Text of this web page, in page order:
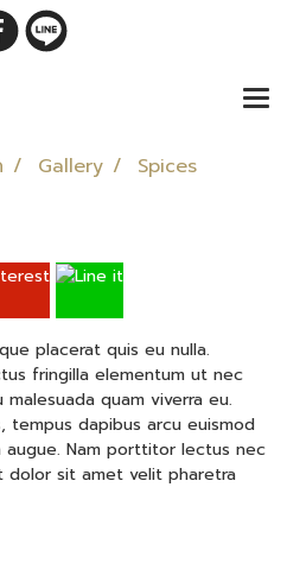
Gallery Spices
placerat quis eu nulla.
fringilla elementum ut nec
quam viverra eu.
tempus dapibus arcu euismod
augue. Nam porttitor lectus nec
dolor sit amet velit pharetra